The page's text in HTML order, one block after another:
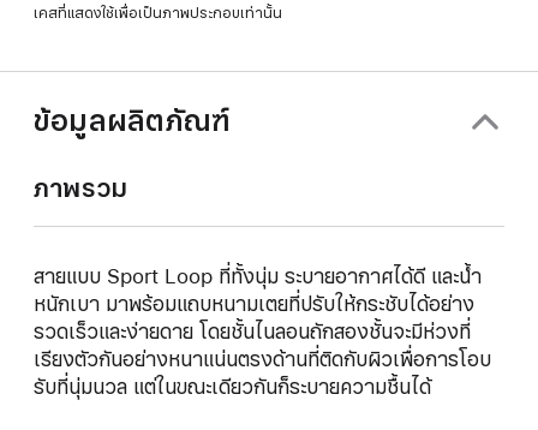
หน้าต่าง
เคสที่แสดงใช้เพื่อเป็นภาพประกอบเท่านั้น
ข้อมูลผลิตภัณฑ์
ภาพรวม
สายแบบ Sport Loop ที่ทั้งนุ่ม ระบายอากาศได้ดี และน้ำ
หนักเบา มาพร้อมแถบหนามเตยที่ปรับให้กระชับได้อย่าง
รวดเร็วและง่ายดาย โดยชั้นไนลอนถักสองชั้นจะมีห่วงที่
เรียงตัวกันอย่างหนาแน่นตรงด้านที่ติดกับผิวเพื่อการโอบ
รับที่นุ่มนวล แต่ในขณะเดียวกันก็ระบายความชื้นได้